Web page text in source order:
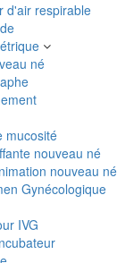
d'air respirable
né
mucosité
nouveau né
nouveau né
Gynécologique
IVG